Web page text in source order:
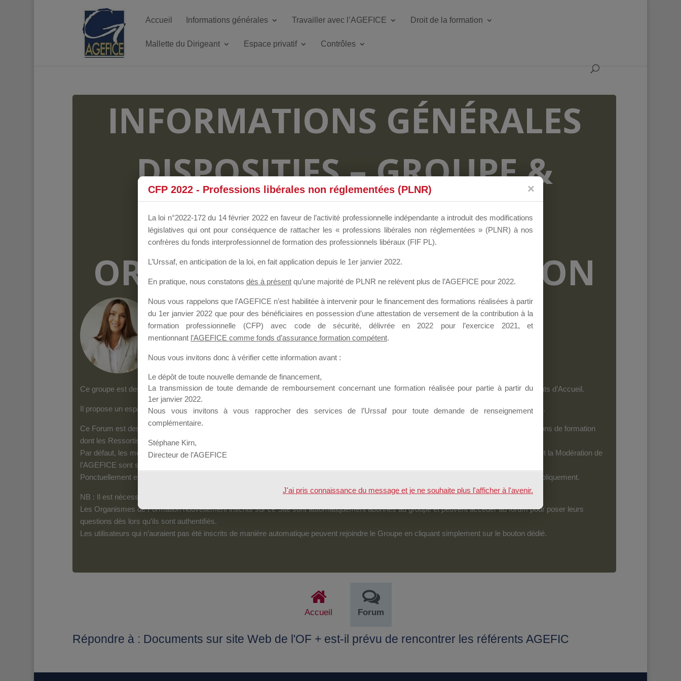
Accueil Informations générales Travailler avec l’AGEFICE Droit de la formation
Mallette du Dirigeant Espace privatif Contrôles
INFORMATIONS GÉNÉRALES
DISPOSITIFS – GROUPE &
FORUM DÉDIÉS AUX
ORGANISMES DE FORMATION
Groupe Public il y a un jour
Ce groupe est destiné aux Organismes de formation. Il accueille également les Conseillers salariés de l’AGEFICE et les personnels des Points d’Accueil.
Il propose un espace forum, sur lequel il est possible de laisser un message ou poser vos questions concernant les dispositifs de l’AGEFICE.
Ce Forum est destiné aux Organismes de formation qui ont besoin de renseignements sur l’AGEFICE et sur les aides au financement d’actions de formation
dont les Ressortissants de l’AGEFICE peuvent éventuellement bénéficier.
Par défaut, les messages qui sont postés sur cet espace sont considérés comme étant des messages
: Seuls leurs Auteurs et la Modération de
l’AGEFICE sont susceptibles d’en lire le contenu.
Ponctuellement et pour les messages qui s’avéreraient d’une particulière pertinence, certains des échanges pourront devenir accessibles publiquement.
NB : Il est nécessaire d’être inscrit(e) pour pouvoir accéder et intervenir sur cet espace.
Les Organismes de Formation nouvellement inscrits sur ce Site sont automatiquement abonnés au groupe et peuvent accéder au forum pour poser leurs
questions dès lors qu’ils sont authentifiés.
Les utilisateurs qui n’auraient pas été inscrits de manière automatique peuvent rejoindre le Groupe en cliquant simplement sur le bouton dédié.
Accueil Forum
Répondre à : Documents sur site Web de l'OF + est-il prévu de rencontrer les référents AGEFIC
CFP 2022 - Professions libérales non réglementées (PLNR)
La loi n°2022-172 du 14 février 2022 en faveur de l’activité professionnelle indépendante a introduit des modifications
législatives qui ont pour conséquence de rattacher les « professions libérales non réglementées » (PLNR) à nos
confrères du fonds interprofessionnel de formation des professionnels libéraux (FIF PL).
L’Urssaf, en anticipation de la loi, en fait application depuis le 1er janvier 2022.
En pratique, nous constatons dès à présent qu’une majorité de PLNR ne relèvent plus de l’AGEFICE pour 2022.
Nous vous rappelons que l’AGEFICE n’est habilitée à intervenir pour le financement des formations réalisées à partir
du 1er janvier 2022 que pour des bénéficiaires en possession d’une attestation de versement de la contribution à la
formation professionnelle (CFP) avec code de sécurité, délivrée en 2022 pour l’exercice 2021, et
mentionnant l’AGEFICE comme fonds d’assurance formation compétent.
Nous vous invitons donc à vérifier cette information avant :
Le dépôt de toute nouvelle demande de financement,
La transmission de toute demande de remboursement concernant une formation réalisée pour partie à partir du
1er janvier 2022.
Nous vous invitons à vous rapprocher des services de l’Urssaf pour toute demande de renseignement
complémentaire.
Stéphane Kirn,
Directeur de l’AGEFICE
J'ai pris connaissance du message et je ne souhaite plus l'afficher à l'avenir.